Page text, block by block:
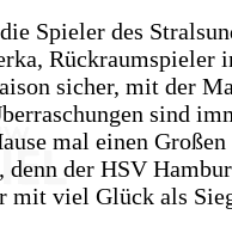
Spieler des
Rückraumspieler
sicher, mit der
sind
mal einen
denn der HSV
mit viel Glück als